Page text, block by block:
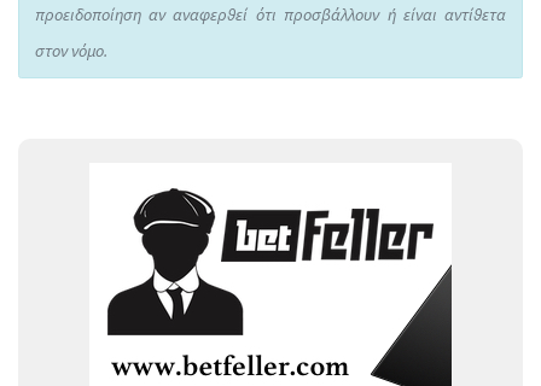
προειδοποίηση αν αναφερθεί ότι προσβάλλουν ή είναι αντίθετα
στον νόμο.